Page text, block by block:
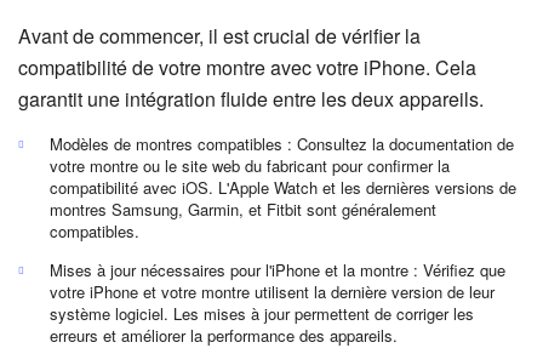
Avant de commencer, il est crucial de vérifier la
compatibilité de votre montre avec votre iPhone. Cela
garantit une intégration fluide entre les deux appareils.
Modèles de montres compatibles : Consultez la documentation de
votre montre ou le site web du fabricant pour confirmer la
compatibilité avec iOS. L'Apple Watch et les dernières versions de
montres Samsung, Garmin, et Fitbit sont généralement
compatibles.
Mises à jour nécessaires pour l'iPhone et la montre : Vérifiez que
votre iPhone et votre montre utilisent la dernière version de leur
système logiciel. Les mises à jour permettent de corriger les
erreurs et améliorer la performance des appareils.